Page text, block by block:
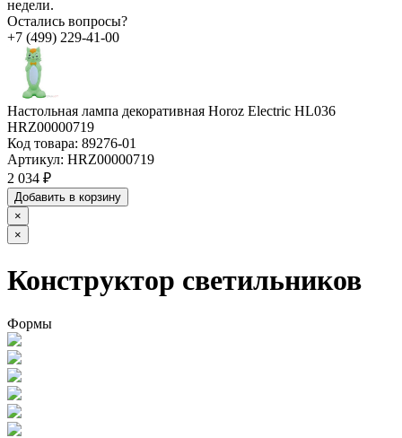
недели.
Остались вопросы?
+7 (499) 229-41-00
Настольная лампа декоративная Horoz Electric HL036
HRZ00000719
Код товара: 89276-01
Артикул: HRZ00000719
2 034 ₽
Добавить в корзину
×
×
Конструктор светильников
Формы